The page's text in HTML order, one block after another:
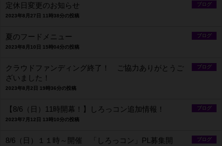
ブログ
定休日変更のお知らせ
2023年8月27日 11時38分の投稿
ブログ
夏のフードメニュー
2023年8月10日 15時04分の投稿
ブログ
クラウドファンディング終了！ ご協力ありがとうご
ざいました！
2023年8月2日 19時36分の投稿
ブログ
【8/6（日）11時開幕！】しろっコン追加情報！
2023年7月12日 13時10分の投稿
ブログ
8/6（日）１１時～開催 「しろっコン」PL募集開